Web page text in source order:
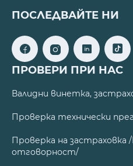
ПОСЛЕДВАЙТЕ НИ
ПРОВЕРИ ПРИ НАС
Валидни винетка,
Проверка технически
Проверка на застраховка
отговорност/